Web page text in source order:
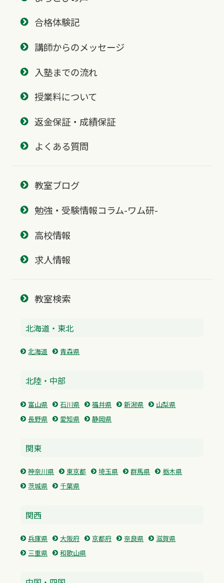
合格体験記
講師からのメッセージ
入塾までの流れ
授業料について
返金保証・成績保証
よくある質問
教室ブログ
勉強・受験情報コラム-ワム研-
高校情報
求人情報
教室検索
北海道・東北
北海道 青森県
北陸・中部
富山県 石川県 福井県 新潟県
山梨県
長野県
愛知県 静岡県
関東
神奈川県 東京都 埼玉県 群馬県
栃木県
茨城県
千葉県
関西
兵庫県 大阪府 京都府 奈良県
滋賀県
三重県
和歌山県